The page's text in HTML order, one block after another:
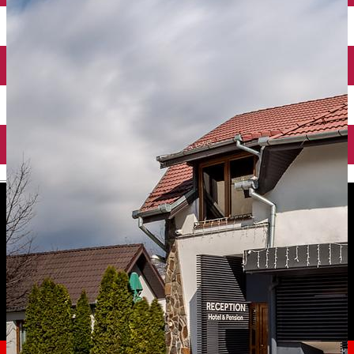
English